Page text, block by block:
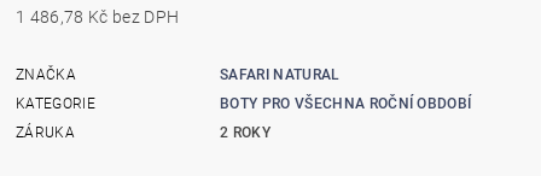
1 486,78 Kč bez DPH
ZNAČKA
SAFARI NATURAL
KATEGORIE
BOTY PRO VŠECHNA ROČNÍ OBDOBÍ
ZÁRUKA
2 ROKY